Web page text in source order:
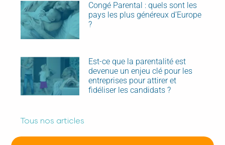
Congé Parental : quels sont les
pays les plus généreux d’Europe
?
Est-ce que la parentalité est
devenue un enjeu clé pour les
entreprises pour attirer et
fidéliser les candidats ?
Tous nos articles